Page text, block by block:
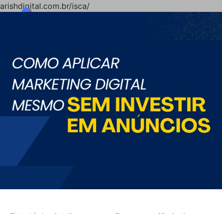
arishdigital.com.br/isca/